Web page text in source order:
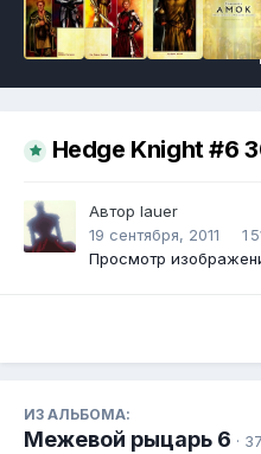
Hedge Knight #6
Автор lauer
19 сентября, 2011
1
Просмотр
ИЗ АЛЬБОМА:
Межевой рыцарь 6 ·